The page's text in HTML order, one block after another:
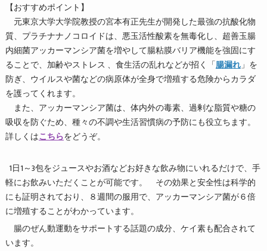
【おすすめポイント】
元東京大学大学院教授の宮本有正先生が開発した最強の抗酸化物
質、プラチナナノコロイドは、悪玉活性酸素を無毒化し、超善玉腸
内細菌アッカーマンシア菌を増やして腸粘膜バリア機能を強固にす
ることで、加齢やストレス 、食生活の乱れなどが招く「腸漏れ」を
防ぎ、ウイルスや菌などの病原体が全身で増殖する危険からカラダ
を護ってくれます。
また、アッカーマンシア菌は、体内外の毒素、過剰な脂質や糖の
吸収を防ぐため、種々の不調や生活習慣病の予防にも役立ちます。
詳しくはこちらをどうぞ。
1日1～3包をジュースやお酒などお好きな飲み物にいれるだけで、手
軽にお飲みいただくことが可能です。 その効果と安全性は科学的
にも証明されており、８週間の服用で、アッカーマンシア菌が６倍
に増殖することがわかっています。
腸のぜん動運動をサポートする話題の成分、ケイ素も配合されて
います。